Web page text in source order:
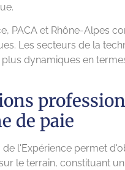
PACA et Rhône-Alpes
Les secteurs de la
dynamiques en
de paie
de l'Expérience permet
le terrain, constituant